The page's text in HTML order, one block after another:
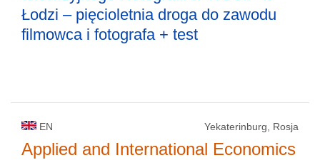
Łodzi – pięcioletnia droga do zawodu
filmowca i fotografa + test
EN Yekaterinburg, Rosja
Applied and International Economics